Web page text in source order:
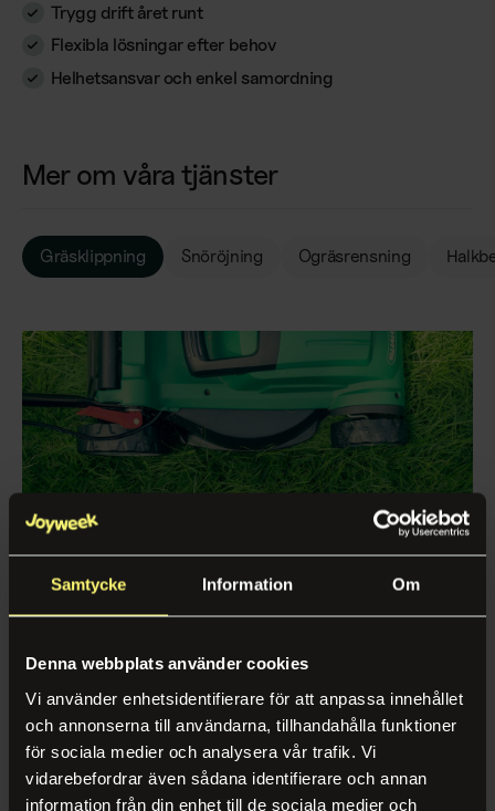
Samtycke Information Om
Denna webbplats använder cookies
Vi använder enhetsidentifierare för att anpassa innehållet
och annonserna till användarna, tillhandahålla funktioner
för sociala medier och analysera vår trafik. Vi
vidarebefordrar även sådana identifierare och annan
information från din enhet till de sociala medier och
Trygg drift året runt
Flexibla lösningar efter behov
Helhetsansvar och enkel samordning
Mer om våra tjänster
Gräsklippning Snöröjning Ogräsrensning
Gräsklippning är en central del av den löpande yttre
fastighetskötseln och har stor betydelse för både
helhetsintryck och långsiktig kvalitet på utemiljön. En
välskött gräsyta bidrar till ökad trivsel, förbättrad estetik
och ett mer professionellt intryck av fastigheten.
Arbetet utförs kontinuerligt och anpassas efter säsong,